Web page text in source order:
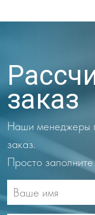
заказ
Наши менеджеры
заказ.
Просто